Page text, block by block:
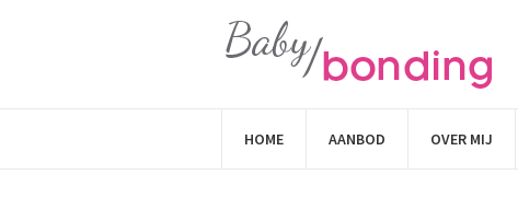
HOME AANBOD OVER MIJ